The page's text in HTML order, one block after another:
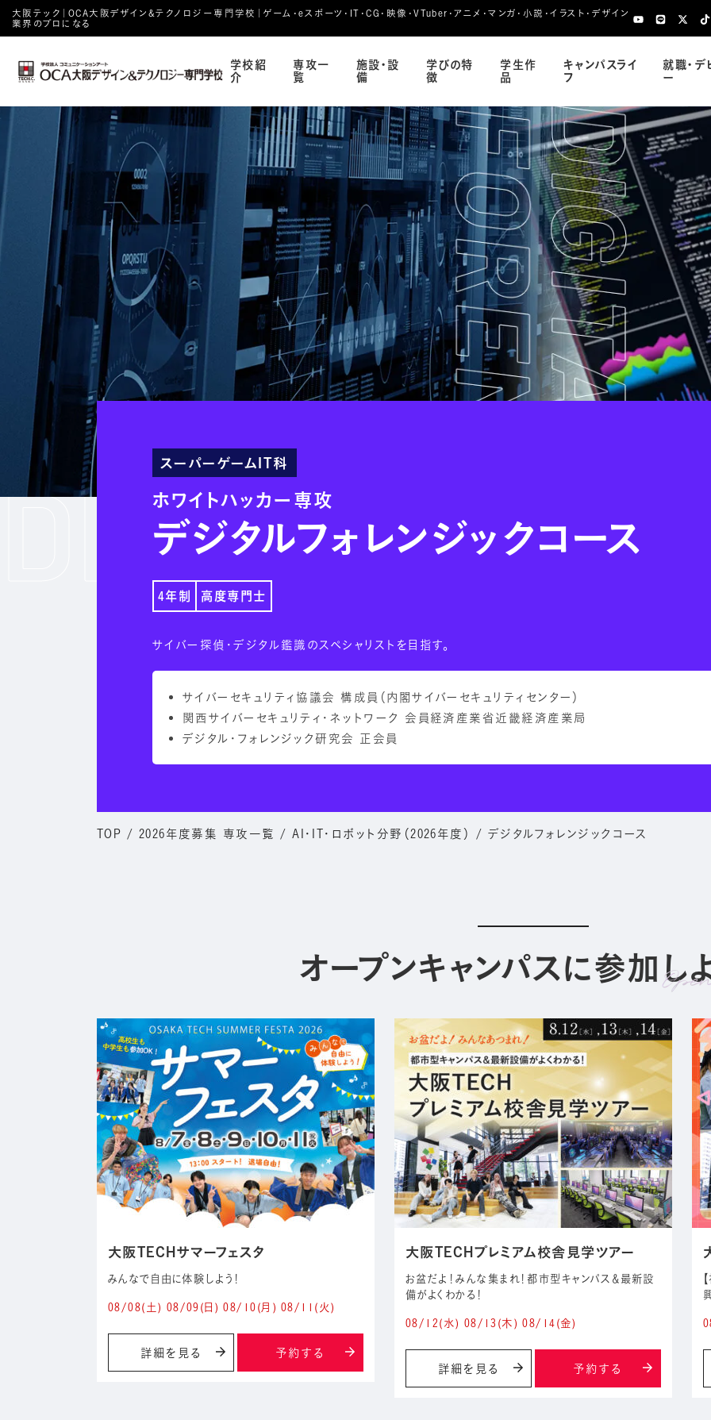
大阪テック｜OCA⼤阪デザイン&テクノロジー専⾨学校｜ゲーム・eスポーツ・IT・CG・映像・VTuber・アニメ・マンガ・小説・イラスト・デザイン
業界のプロになる
学校紹
介
専攻一
覧
施設・設
備
学びの特
徴
学生作
品
キャンパスライ
フ
就職・デ
ー
スーパーゲームIT科
ホワイトハッカー専攻
デジタルフォレンジックコース
4年制 高度専門士
サイバー探偵・デジタル鑑識のスペシャリストを目指す。
サイバーセキュリティ協議会 構成員（内閣サイバーセキュリティセンター）
関西サイバーセキュリティ・ネットワーク 会員経済産業省近畿経済産業局
デジタル・フォレンジック研究会 正会員
TOP / 2026年度募集 専攻一覧 / AI・IT・ロボット分野（2026年度） / デジタルフォレンジックコース
オープンキャンパスに参加し
大阪TECHサマーフェスタ
みんなで自由に体験しよう！
08/08(土) 08/09(日) 08/10(月) 08/11 (火)
詳細を見る 予約する
大阪TECHプレミアム校舎見学ツアー
お盆だよ！みんな集まれ！都市型キャンパス＆最新設
備がよくわかる！
08/12(水) 08/13 (木) 08/14(金)
詳細を見る 予約する